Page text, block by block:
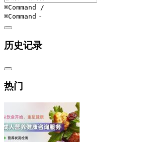
⌘Command /
⌘Command -
历史记录
热门